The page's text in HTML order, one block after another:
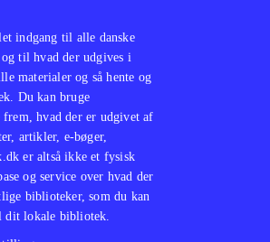
indgang til alle danske
til hvad der udgives i
materialer og så hente og
Du kan bruge
hvad der er udgivet af
artikler, e-bøger,
er altså ikke et fysisk
og service over hvad der
biblioteker, som du kan
dit lokale bibliotek.